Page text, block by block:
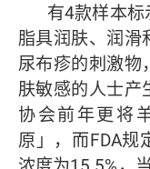
有4款样本
脂具润肤、润滑
尿布疹的刺激物
肤敏感的人士产
协会前年更将
原」，而FDA规